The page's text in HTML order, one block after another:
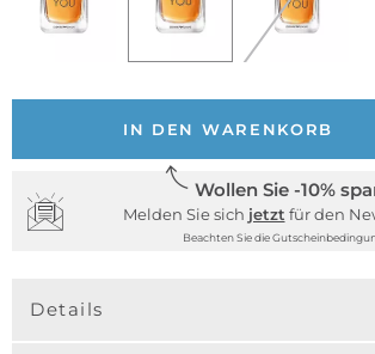
IN DEN WARENKORB
Wollen Sie -10%
Melden Sie sich jetzt für den
Beachten Sie die
Details